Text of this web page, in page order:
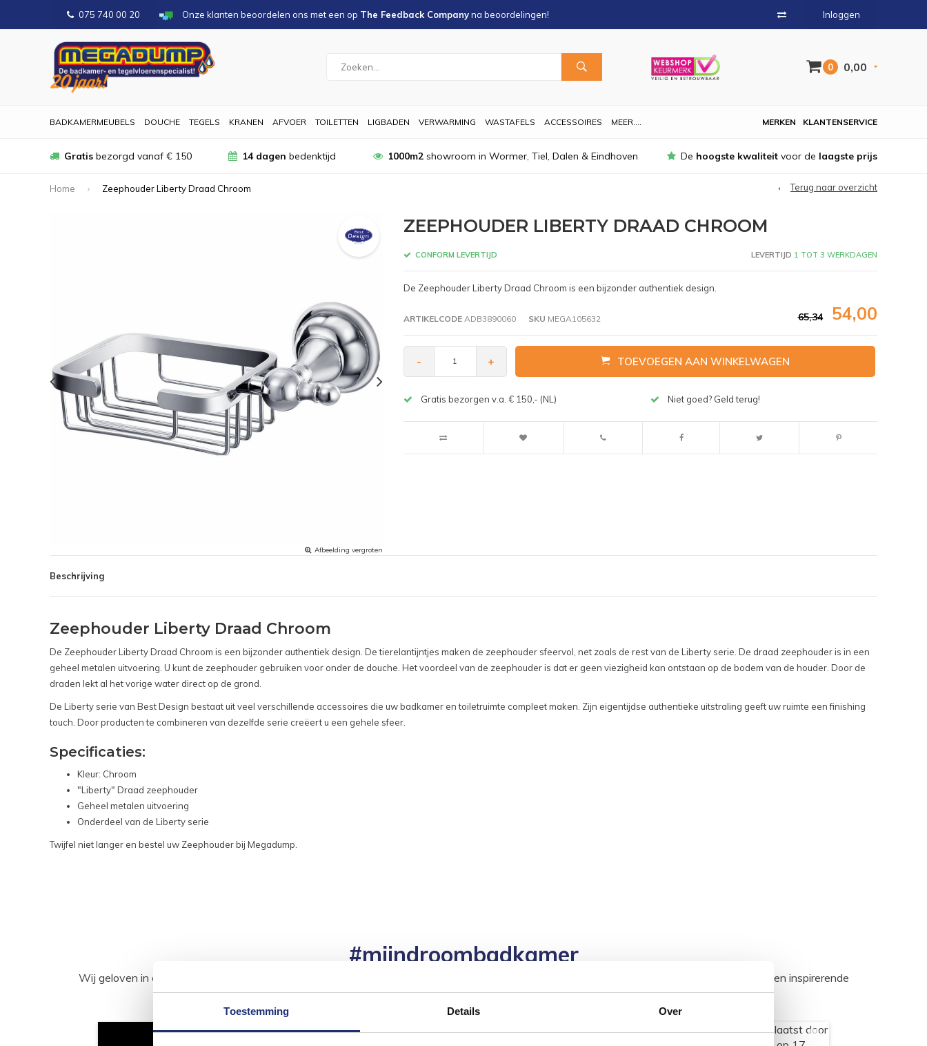
Toestemming Details Over
075 740 00 20 Onze klanten beoordelen ons met een op The Feedback Companyna beoordelingen! Inloggen
0 0,00
BADKAMERMEUBELS DOUCHE TEGELS KRANEN AFVOER TOILETTEN LIGBADEN VERWARMING WASTAFELS ACCESSOIRES MEER.... KLANTENSERVICE
MERKEN
Gratis bezorgd vanaf € 150 14 dagen bedenktijd 1000m2showroom in Wormer, Tiel, Dalen & Eindhoven De hoogste kwaliteit voor de laagste prijs
Home Zeephouder Liberty Draad Chroom Terug naar overzicht
Afbeelding vergroten
ZEEPHOUDER LIBERTY DRAAD CHROOM
CONFORM LEVERTIJD LEVERTIJD 1 TOT 3 WERKDAGEN
De Zeephouder Liberty Draad Chroom is een bijzonder authentiek design.
ARTIKELCODEADB3890060 SKU MEGA105632 65,34 54,00
- + TOEVOEGEN AAN WINKELWAGEN
Gratis bezorgen v.a. € 150,- (NL) Niet goed? Geld terug!
Beschrijving
Zeephouder Liberty Draad Chroom
De Zeephouder Liberty Draad Chroom is een bijzonder authentiek design. De tierelantijntjes maken de zeephouder sfeervol, net zoals de rest van de Liberty serie. De draad zeephouder is in een
geheel metalen uitvoering. U kunt de zeephouder gebruiken voor onder de douche. Het voordeel van de zeephouder is dat er geen viezigheid kan ontstaan op de bodem van de houder. Door de
draden lekt al het vorige water direct op de grond.
De Liberty serie van Best Design bestaat uit veel verschillende accessoires die uw badkamer en toiletruimte compleet maken. Zijn eigentijdse authentieke uitstraling geeft uw ruimte een finishing
touch. Door producten te combineren van dezelfde serie creëert u een gehele sfeer.
Specificaties:
Kleur: Chroom
"Liberty" Draad zeephouder
Geheel metalen uitvoering
Onderdeel van de Liberty serie
Twijfel niet langer en bestel uw Zeephouder bij Megadump.
#mijndroombadkamer
Wij geloven in de kracht van delen. Deel jouw badkamer op Instagram met #mijndroombadkamer en tag @megadumpnl. Samen bouwen we een inspirerende